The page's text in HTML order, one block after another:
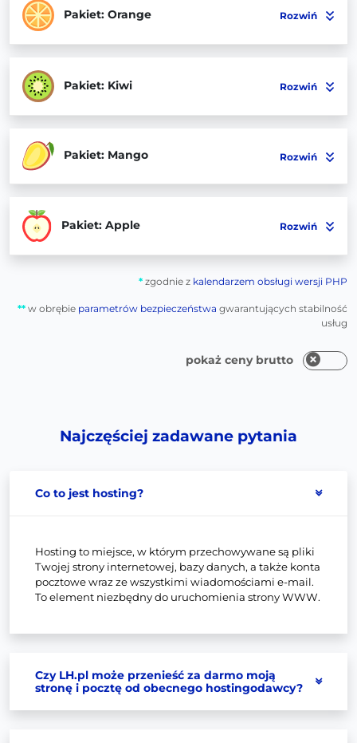
Pakiet: Orange Rozwiń
Pakiet: Kiwi Rozwiń
Pakiet: Mango Rozwiń
Pakiet: Apple Rozwiń
* zgodnie z kalendarzem obsługi wersji PHP
** w obrębie parametrów bezpieczeństwa gwarantujących stabilność
usług
pokaż ceny brutto
Najczęściej zadawane pytania
Co to jest hosting?
Hosting to miejsce, w którym przechowywane są pliki
Twojej strony internetowej, bazy danych, a także konta
pocztowe wraz ze wszystkimi wiadomościami e-mail.
To element niezbędny do uruchomienia strony WWW.
Czy LH.pl może przenieść za darmo moją
stronę i pocztę od obecnego hostingodawcy?